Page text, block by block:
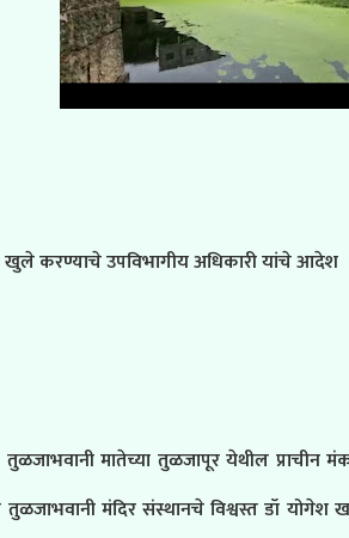
खुले करण्याचे उपविभागीय अधिकारी यांचे आदेश
तुळजाभवानी मातेच्या तुळजापूर येथील
तुळजाभवानी मंदिर संस्थानचे विश्वस्त डॉ